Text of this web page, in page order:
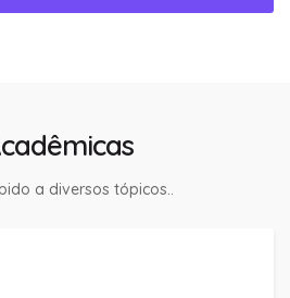
a diversos tópicos..